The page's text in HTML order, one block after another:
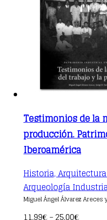
Testimonios de la
producción.
Iberoamérica
Historia,
Arqueología
Miguel Ángel Álvarez Areces
11,99€ – 25,00€